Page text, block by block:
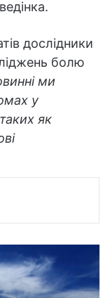
дослідники
болю
ми
у
як